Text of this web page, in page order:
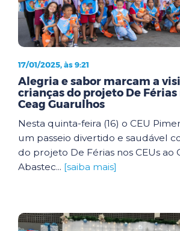
17/01/2025, às 9:21
Alegria e sabor marcam a
crianças do projeto De Férias
Ceag Guarulhos
Nesta quinta-feira (16) o CEU
um passeio divertido e saudável
do projeto De Férias nos CEUs ao
Abastec... [saiba mais]